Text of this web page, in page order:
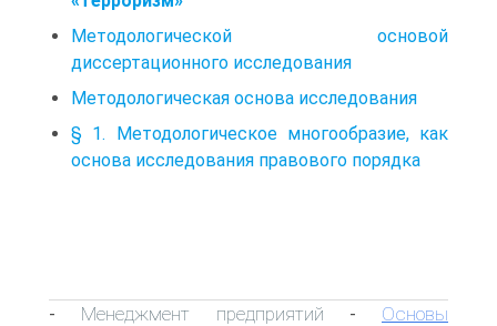
Методологической основой
диссертационного исследования
Методологическая основа исследования
§ 1. Методологическое многообразие, как
основа исследования правового порядка
- Менеджмент предприятий - Основы